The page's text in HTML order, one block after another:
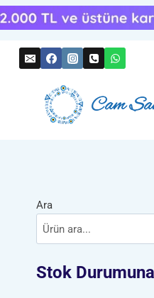
Skip
to
Ara
Stok